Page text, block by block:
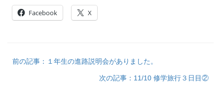
Facebook X
前の記事：１年生の進路説明会がありました。
次の記事：11/10 修学旅行３日目②